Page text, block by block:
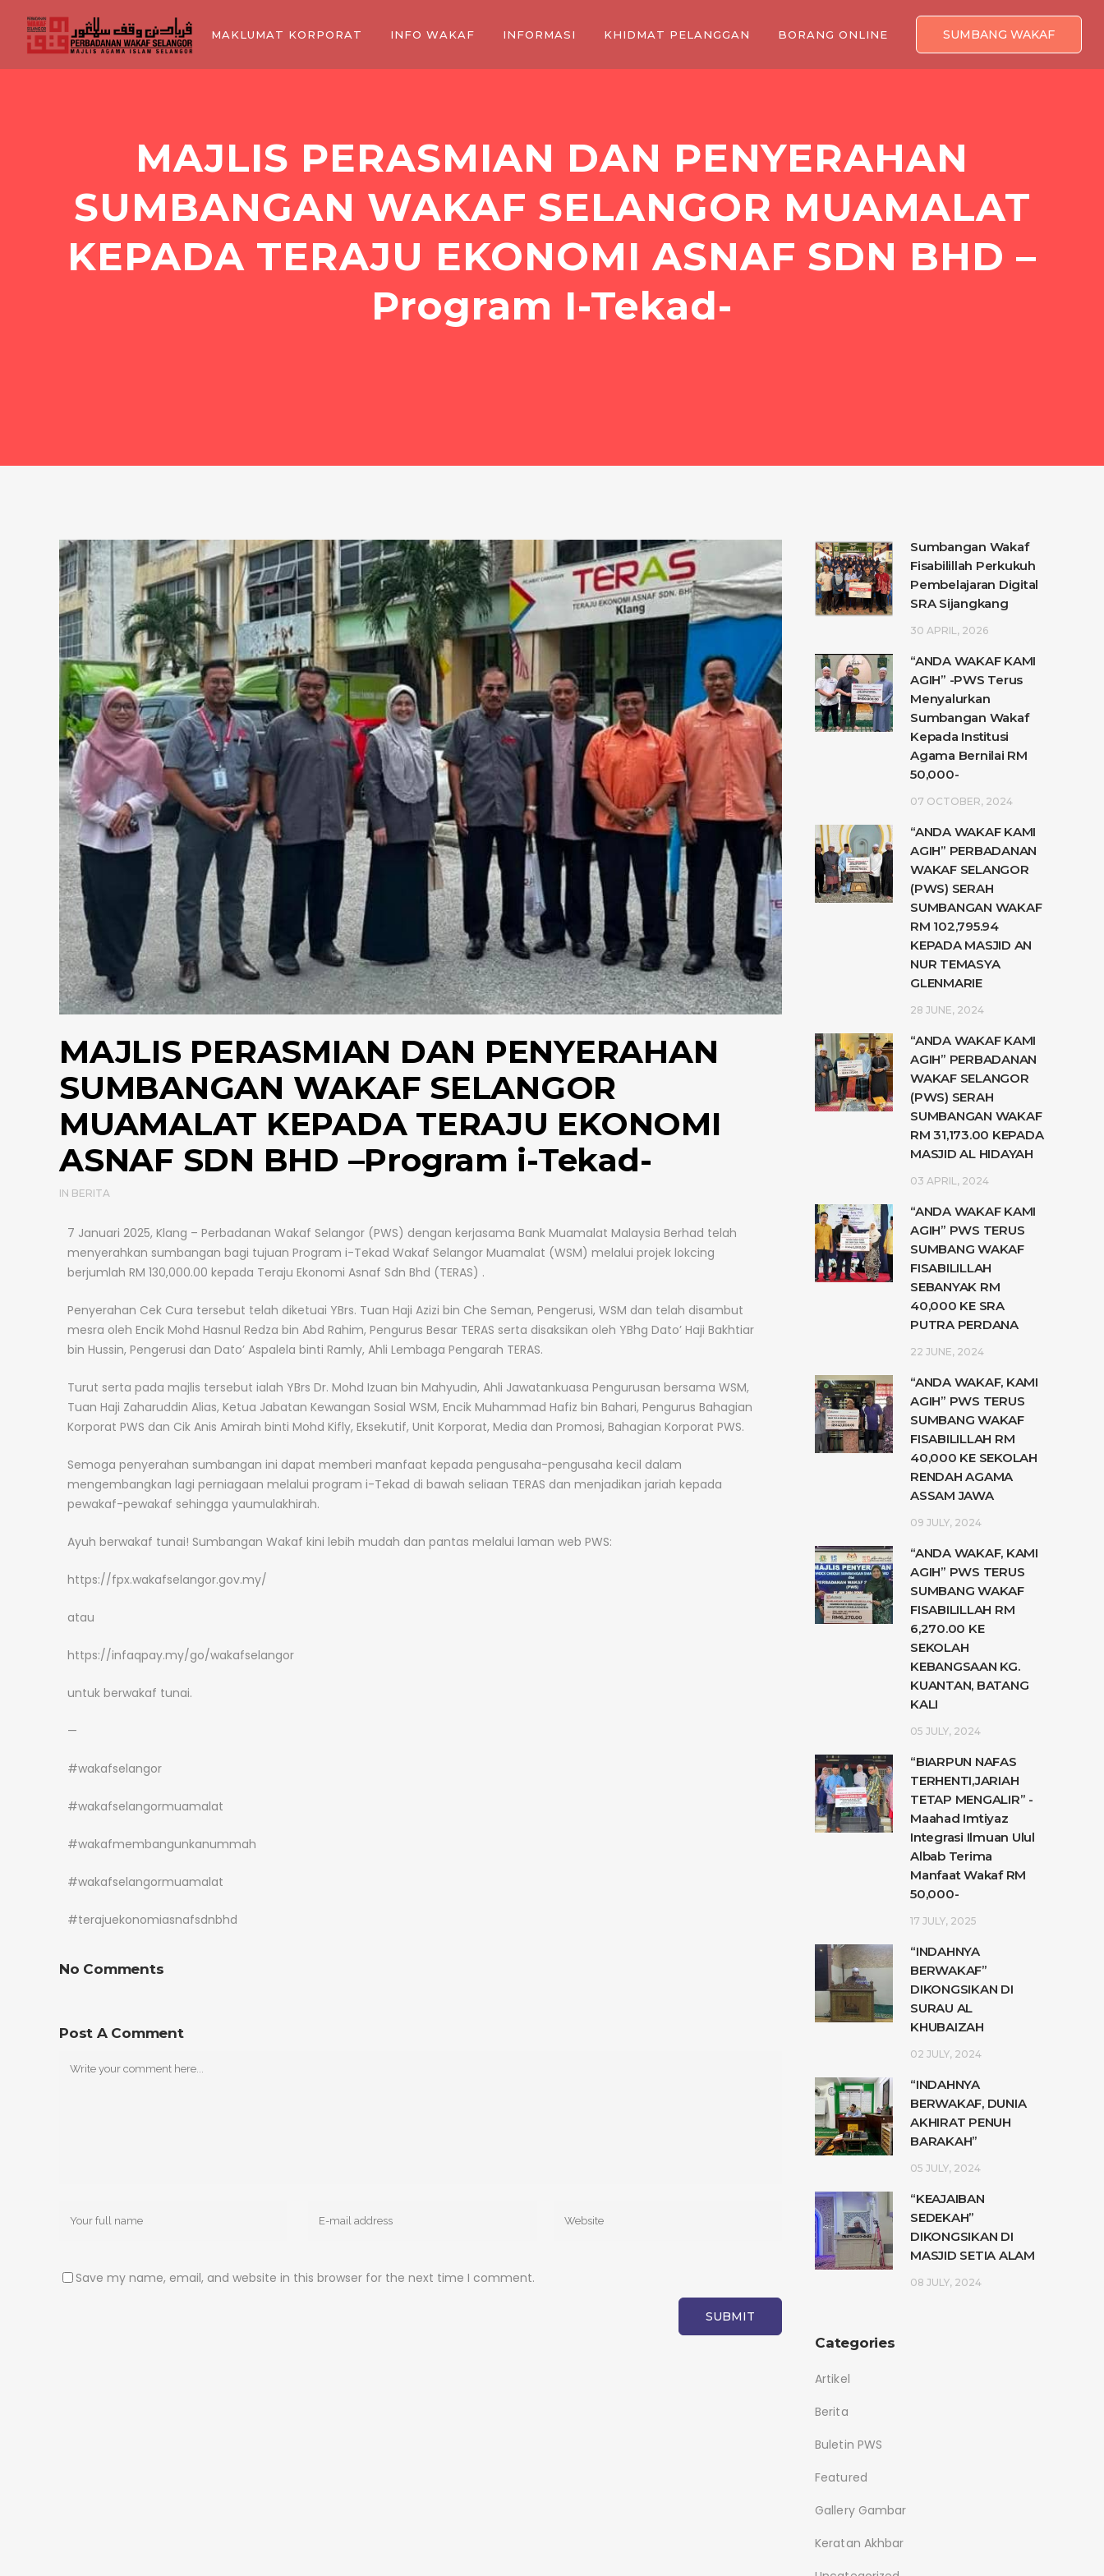
SUMBANG WAKAF
MAKLUMAT KORPORAT INFO WAKAF INFORMASI KHIDMAT PELANGGAN BORANG ONLINE
MAJLIS PERASMIAN DAN PENYERAHAN
SUMBANGAN WAKAF SELANGOR MUAMALAT
KEPADA TERAJU EKONOMI ASNAF SDN BHD –
Program I-Tekad-
MAJLIS PERASMIAN DAN PENYERAHAN
SUMBANGAN WAKAF SELANGOR
MUAMALAT KEPADA TERAJU EKONOMI
ASNAF SDN BHD –Program i-Tekad-
IN BERITA
7 Januari 2025, Klang – Perbadanan Wakaf Selangor (PWS) dengan kerjasama Bank Muamalat Malaysia Berhad telah
menyerahkan sumbangan bagi tujuan Program i-Tekad Wakaf Selangor Muamalat (WSM) melalui projek lokcing
berjumlah RM 130,000.00 kepada Teraju Ekonomi Asnaf Sdn Bhd (TERAS) .
Penyerahan Cek Cura tersebut telah diketuai YBrs. Tuan Haji Azizi bin Che Seman, Pengerusi, WSM dan telah disambut
mesra oleh Encik Mohd Hasnul Redza bin Abd Rahim, Pengurus Besar TERAS serta disaksikan oleh YBhg Dato’ Haji Bakhtiar
bin Hussin, Pengerusi dan Dato’ Aspalela binti Ramly, Ahli Lembaga Pengarah TERAS.
Turut serta pada majlis tersebut ialah YBrs Dr. Mohd Izuan bin Mahyudin, Ahli Jawatankuasa Pengurusan bersama WSM,
Tuan Haji Zaharuddin Alias, Ketua Jabatan Kewangan Sosial WSM, Encik Muhammad Hafiz bin Bahari, Pengurus Bahagian
Korporat PWS dan Cik Anis Amirah binti Mohd Kifly, Eksekutif, Unit Korporat, Media dan Promosi, Bahagian Korporat PWS.
Semoga penyerahan sumbangan ini dapat memberi manfaat kepada pengusaha-pengusaha kecil dalam
mengembangkan lagi perniagaan melalui program i-Tekad di bawah seliaan TERAS dan menjadikan jariah kepada
pewakaf-pewakaf sehingga yaumulakhirah.
Ayuh berwakaf tunai! Sumbangan Wakaf kini lebih mudah dan pantas melalui laman web PWS:
https://fpx.wakafselangor.gov.my/
atau
https://infaqpay.my/go/wakafselangor
untuk berwakaf tunai.
—
#wakafselangor
#wakafselangormuamalat
#wakafmembangunkanummah
#wakafselangormuamalat
#terajuekonomiasnafsdnbhd
No Comments
Post A Comment
Save my name, email, and website in this browser for the next time I comment.
Sumbangan Wakaf
Fisabilillah Perkukuh
Pembelajaran Digital
SRA Sijangkang
30 APRIL, 2026
“ANDA WAKAF KAMI
AGIH” -PWS Terus
Menyalurkan
Sumbangan Wakaf
Kepada Institusi
Agama Bernilai RM
50,000-
07 OCTOBER, 2024
“ANDA WAKAF KAMI
AGIH” PERBADANAN
WAKAF SELANGOR
(PWS) SERAH
SUMBANGAN WAKAF
RM 102,795.94
KEPADA MASJID AN
NUR TEMASYA
GLENMARIE
28 JUNE, 2024
“ANDA WAKAF KAMI
AGIH” PERBADANAN
WAKAF SELANGOR
(PWS) SERAH
SUMBANGAN WAKAF
RM 31,173.00 KEPADA
MASJID AL HIDAYAH
03 APRIL, 2024
“ANDA WAKAF KAMI
AGIH” PWS TERUS
SUMBANG WAKAF
FISABILILLAH
SEBANYAK RM
40,000 KE SRA
PUTRA PERDANA
22 JUNE, 2024
“ANDA WAKAF, KAMI
AGIH” PWS TERUS
SUMBANG WAKAF
FISABILILLAH RM
40,000 KE SEKOLAH
RENDAH AGAMA
ASSAM JAWA
09 JULY, 2024
“ANDA WAKAF, KAMI
AGIH” PWS TERUS
SUMBANG WAKAF
FISABILILLAH RM
6,270.00 KE
SEKOLAH
KEBANGSAAN KG.
KUANTAN, BATANG
KALI
05 JULY, 2024
“BIARPUN NAFAS
TERHENTI,JARIAH
TETAP MENGALIR” -
Maahad Imtiyaz
Integrasi Ilmuan Ulul
Albab Terima
Manfaat Wakaf RM
50,000-
17 JULY, 2025
“INDAHNYA
BERWAKAF”
DIKONGSIKAN DI
SURAU AL
KHUBAIZAH
02 JULY, 2024
“INDAHNYA
BERWAKAF, DUNIA
AKHIRAT PENUH
BARAKAH”
05 JULY, 2024
“KEAJAIBAN
SEDEKAH”
DIKONGSIKAN DI
MASJID SETIA ALAM
08 JULY, 2024
Categories
Artikel
Berita
Buletin PWS
Featured
Gallery Gambar
Keratan Akhbar